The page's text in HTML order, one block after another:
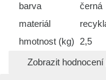
barva
černá
materiál
hmotnost (kg)
2,5
Zobrazit hodnocení